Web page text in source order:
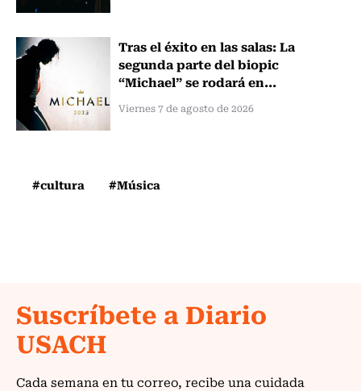
Tras el éxito en las salas: La
segunda parte del biopic
“Michael” se rodará en...
Viernes 7 de agosto de 2026
#cultura #Música